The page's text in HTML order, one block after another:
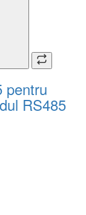
pentru
RS485